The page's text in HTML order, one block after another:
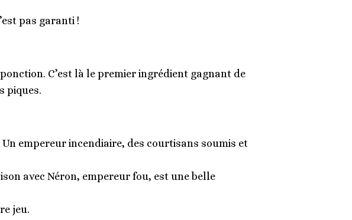
pas garanti !
C’est là le premier ingrédient gagnant de
piques.
Un empereur incendiaire, des courtisans soumis et
avec Néron, empereur fou, est une belle
jeu.